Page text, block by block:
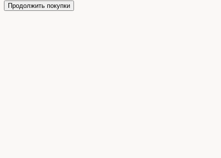
Продолжить покупки